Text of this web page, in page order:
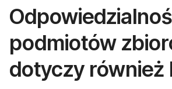
podmiotów
dotyczy również